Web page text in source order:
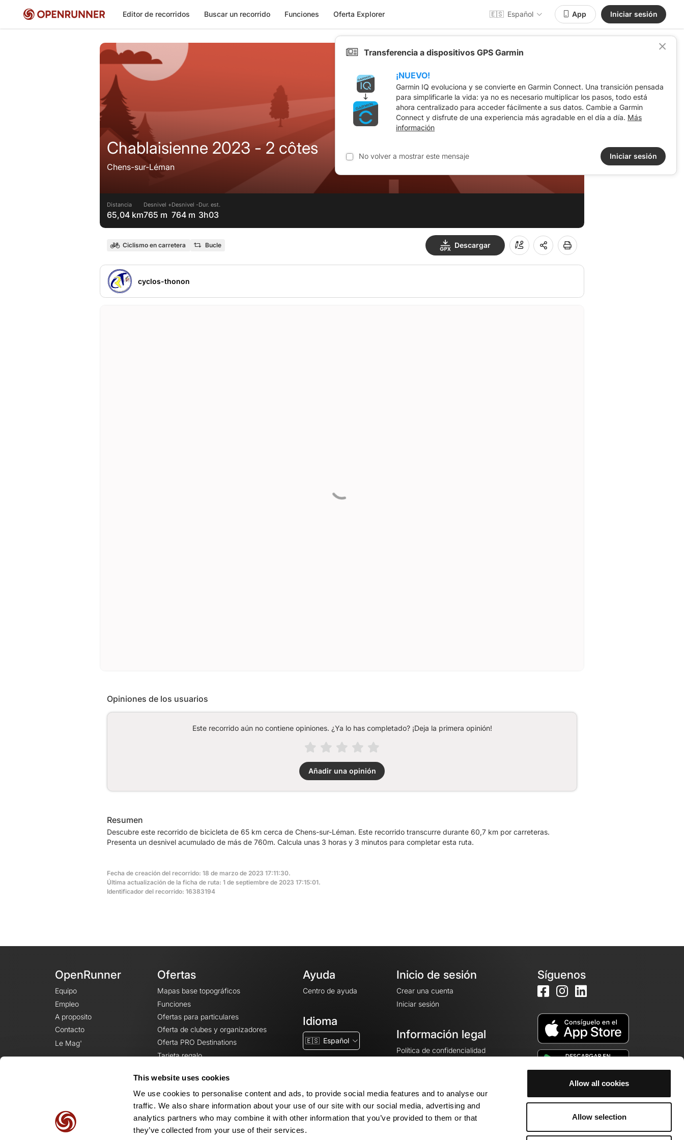
This website uses cookies
We use cookies to personalise content and ads, to provide social media features and to analyse our
traffic. We also share information about your use of our site with our social media, advertising and
analytics partners who may combine it with other information that you’ve provided to them or that
they’ve collected from your use of their services.
Allow all cookies
Allow selection
Editor de recorridos Buscar un recorrido Funciones Oferta Explorer 🇪🇸 Español App Iniciar sesión
Chablaisienne 2023 - 2 côtes
Chens-sur-Léman
Distancia
65,04 km
Desnivel +
765 m
Desnivel -
764 m
Dur. est.
3h03
Ciclismo en carretera Bucle Descargar
cyclos-thonon
Opiniones de los usuarios
Este recorrido aún no contiene opiniones. ¿Ya lo has completado? ¡Deja la primera opinión!
Añadir una opinión
Resumen
Descubre este recorrido de bicicleta de 65 km cerca de Chens-sur-Léman. Este recorrido transcurre durante 60,7 km por carreteras.
Presenta un desnivel acumulado de más de 760m. Calcula unas 3 horas y 3 minutos para completar esta ruta.
Fecha de creación del recorrido: 18 de marzo de 2023 17:11:30.
Última actualización de la ficha de ruta: 1 de septiembre de 2023 17:15:01.
Identificador del recorrido: 16383194
OpenRunner
Equipo
Empleo
A proposito
Contacto
Le Mag'
Ofertas
Mapas base topográficos
Funciones
Ofertas para particulares
Oferta de clubes y organizadores
Oferta PRO Destinations
Tarjeta regalo
Ayuda
Centro de ayuda
Idioma
🇪🇸 Español
Inicio de sesión
Crear una cuenta
Iniciar sesión
Información legal
Política de confidencialidad
Avisos legales
Configuración de cookies
Síguenos
Transferencia a dispositivos GPS Garmin
¡NUEVO!
Garmin IQ evoluciona y se convierte en Garmin Connect. Una transición pensada
para simplificarle la vida: ya no es necesario multiplicar los pasos, todo está
ahora centralizado para acceder fácilmente a sus datos. Cambie a Garmin
Connect y disfrute de una experiencia más agradable en el día a día. Más
información
No volver a mostrar este mensaje Iniciar sesión